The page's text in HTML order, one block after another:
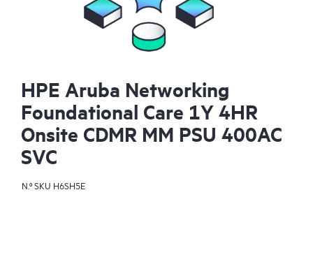
HPE Aruba Networking
Foundational Care 1Y 4HR
Onsite CDMR MM PSU 400AC
SVC
N.º SKU H6SH5E